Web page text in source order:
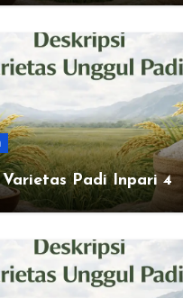
Padi Inpari 4